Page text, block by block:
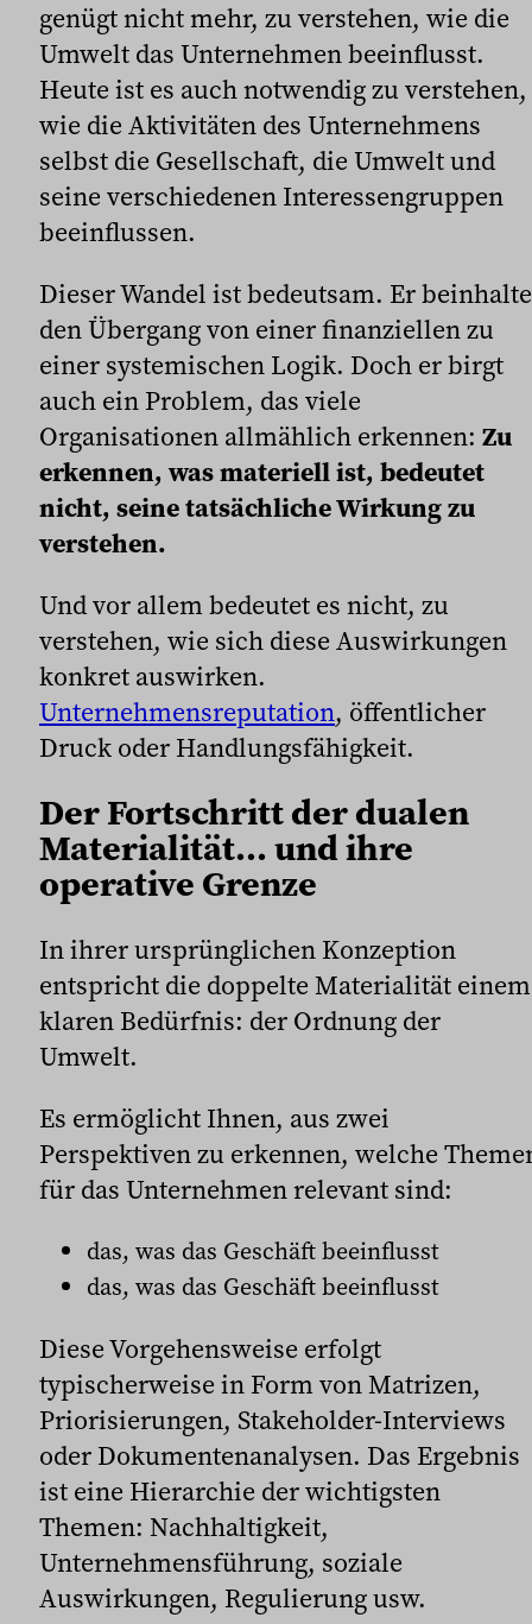
genügt nicht mehr, zu verstehen, wie die
Umwelt das Unternehmen beeinflusst.
Heute ist es auch notwendig zu verstehen,
wie die Aktivitäten des Unternehmens
selbst die Gesellschaft, die Umwelt und
seine verschiedenen Interessengruppen
beeinflussen.
Dieser Wandel ist bedeutsam. Er
den Übergang von einer finanziellen zu
einer systemischen Logik. Doch er birgt
auch ein Problem, das viele
Organisationen allmählich erkennen: Zu
erkennen, was materiell ist, bedeutet
nicht, seine tatsächliche Wirkung zu
verstehen.
Und vor allem bedeutet es nicht, zu
verstehen, wie sich diese Auswirkungen
konkret auswirken.
Unternehmensreputation, öffentlicher
Druck oder Handlungsfähigkeit.
Der Fortschritt der dualen
Materialität… und ihre
operative Grenze
In ihrer ursprünglichen Konzeption
entspricht die doppelte Materialität einem
klaren Bedürfnis: der Ordnung der
Umwelt.
Es ermöglicht Ihnen, aus zwei
Perspektiven zu erkennen, welche
für das Unternehmen relevant sind:
das, was das Geschäft beeinflusst
das, was das Geschäft beeinflusst
Diese Vorgehensweise erfolgt
typischerweise in Form von Matrizen,
Priorisierungen, Stakeholder-Interviews
oder Dokumentenanalysen. Das Ergebnis
ist eine Hierarchie der wichtigsten
Themen: Nachhaltigkeit,
Unternehmensführung, soziale
Auswirkungen, Regulierung usw.